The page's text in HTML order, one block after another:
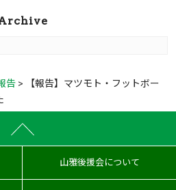
告 > 【報告】マツモト・フットボー
山雅後援会について